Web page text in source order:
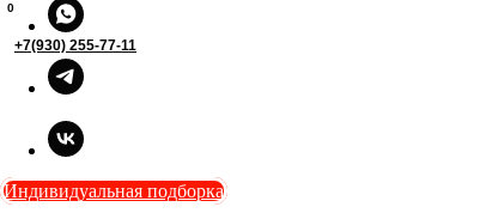
Индивидуальная подборка
0
+7(930) 255-77-11